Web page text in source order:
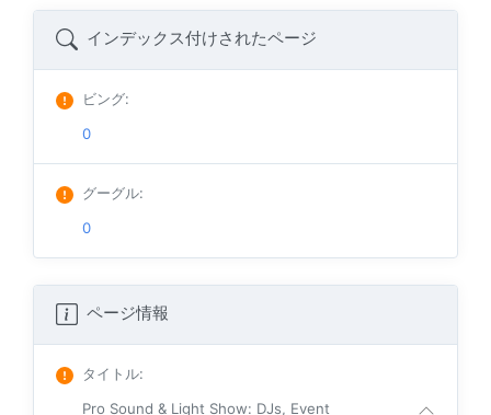
インデックス付けされたページ
ビング:
0
グーグル:
0
ページ情報
タイトル:
Pro Sound & Light Show: DJs, Event